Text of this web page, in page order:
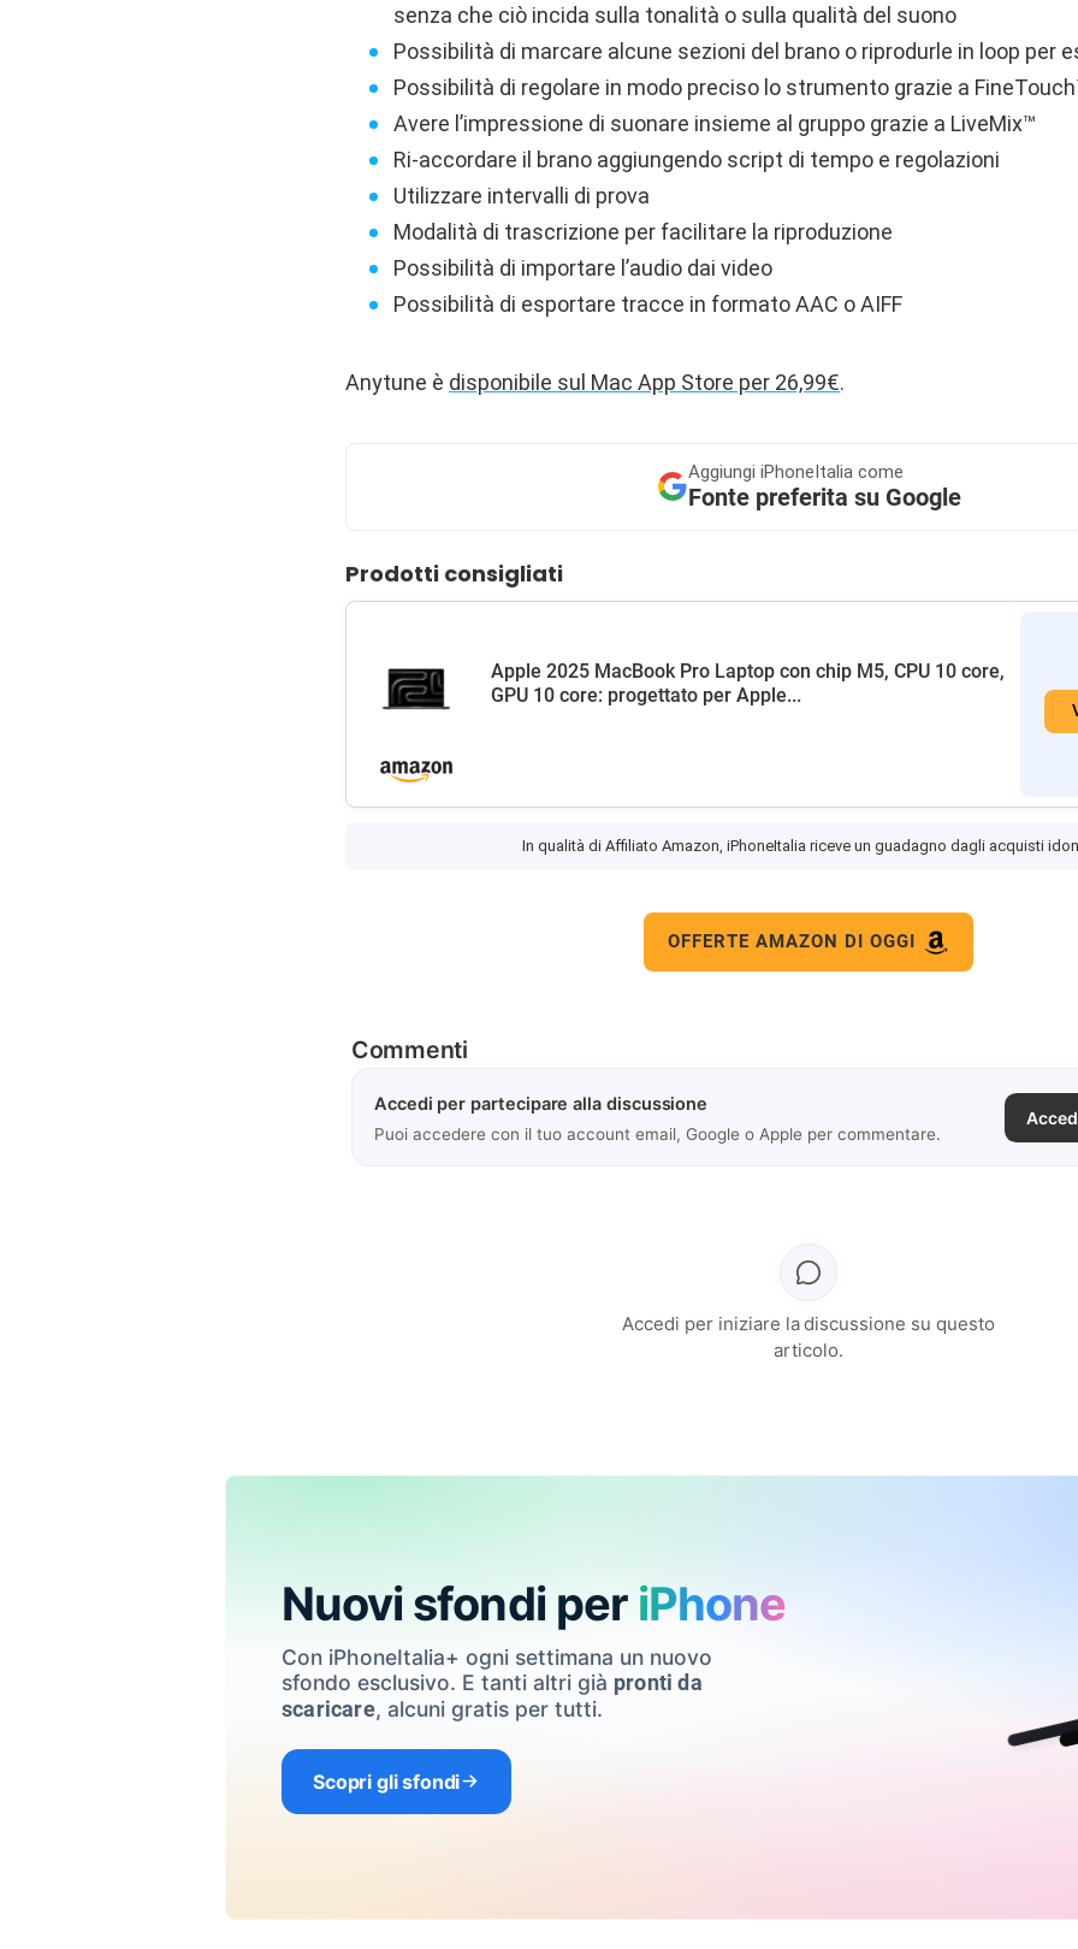
senza che ciò incida sulla tonalità o sulla qualità del suono
Possibilità di marcare alcune sezioni del brano o riprodurle in loop per
Possibilità di regolare in modo preciso lo strumento grazie a
Avere l’impressione di suonare insieme al gruppo grazie a LiveMix™
Ri-accordare il brano aggiungendo script di tempo e regolazioni
Utilizzare intervalli di prova
Modalità di trascrizione per facilitare la riproduzione
Possibilità di importare l’audio dai video
Possibilità di esportare tracce in formatoAAC o AIFF
Anytune è disponibile sul Mac App Store per 26,99€.
Aggiungi iPhoneItalia come
Fonte preferita su Google
Prodotti consigliati
Apple 2025 MacBook Pro Laptop con chip M5, CPU 10 core,
GPU 10 core: progettato per Apple...
In qualità di Affiliato Amazon, iPhoneItalia riceve un guadagno dagli acquisti
OFFERTE AMAZON DI OGGI
Commenti
Accedi per partecipare alla discussione
Puoi accedere con il tuo account email, Google o Apple per commentare.
Accedi per iniziare la discussione su questo
articolo.
Nuovi sfondi per iPhone
Con iPhoneItalia+ ogni settimana un nuovo
sfondo esclusivo. E tanti altri già pronti da
scaricare, alcuni gratis per tutti.
Scopri gli sfondi